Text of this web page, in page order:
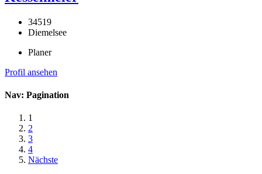
34519
Diemelsee
Planer
Profil ansehen
Nav: Pagination
1
2
3
4
Nächste